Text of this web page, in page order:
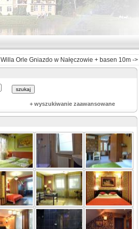
Willa Orle Gniazdo w Nałęczowie + basen 10m ->
+ wyszukiwanie zaawansowane